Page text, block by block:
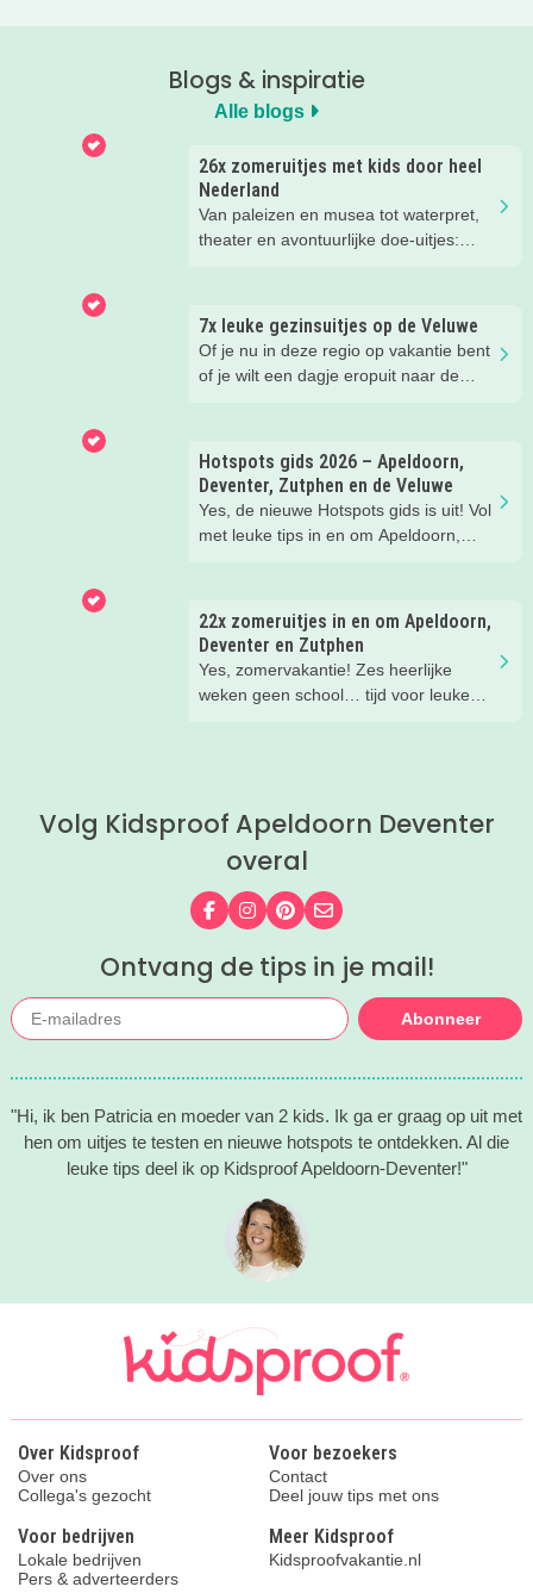
Blogs & inspiratie
Alle blogs
26x zomeruitjes met kids door heel
Nederland
Van paleizen en musea tot waterpret,
theater en avontuurlijke doe-uitjes:
7x leuke gezinsuitjes op de Veluwe
Of je nu in deze regio op vakantie bent
of je wilt een dagje eropuit naar de
Hotspots gids 2026 – Apeldoorn,
Deventer, Zutphen en de Veluwe
Yes, de nieuwe Hotspots gids is uit! Vol
met leuke tips in en om Apeldoorn,
hotspots gaan jullie bezoeken?
22x zomeruitjes in en om Apeldoorn,
Deventer en Zutphen
Yes, zomervakantie! Zes heerlijke
weken geen school… tijd voor leuke
met kinderen voor je.
Volg Kidsproof Apeldoorn Deventer
overal
Volg ons op Facebook
Volg ons op Instagram
Volg ons op Pinterest
Mail ons
Ontvang de tips in je mail!
Abonneer
"Hi, ik ben Patricia en moeder van 2 kids. Ik ga er graag op uit met
hen om uitjes te testen en nieuwe hotspots te ontdekken. Al die
leuke tips deel ik op Kidsproof Apeldoorn-Deventer!"
Over Kidsproof
Over ons
Collega's gezocht
Voor bezoekers
Contact
Deel jouw tips met ons
Voor bedrijven
Lokale bedrijven
Pers & adverteerders
Meer Kidsproof
Kidsproofvakantie.nl